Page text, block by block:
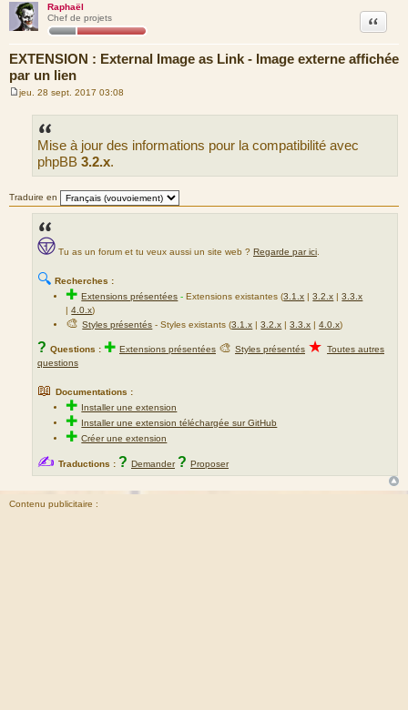
Raphaël
Chef de projets
EXTENSION : External Image as Link - Image externe affichée
par un lien
Citation
jeu. 28 sept. 2017 03:08
Mise à jour des informations pour la compatibilité avec
phpBB 3.2.x.
Traduire en
Tu as un forum et tu veux aussi un site web ? Regarde par ici
🔍 Recherches :
✚Extensions présentées -Extensions existantes (3.1.x |3.2.x |3.3.x
|4.0.x)
🎨Styles présentés - Styles existants (3.1.x |3.2.x |3.3.x |4.0.x)
? Questions : ✚ Extensions présentées 🎨 Styles présentés ★ Toutes autres
questions
📖 Documentations :
✚ Installer une extension
✚ Installer une extension téléchargée sur GitHub
✚Créer une extension
✍ Traductions : ? Demander ? Proposer
Contenu publicitaire :